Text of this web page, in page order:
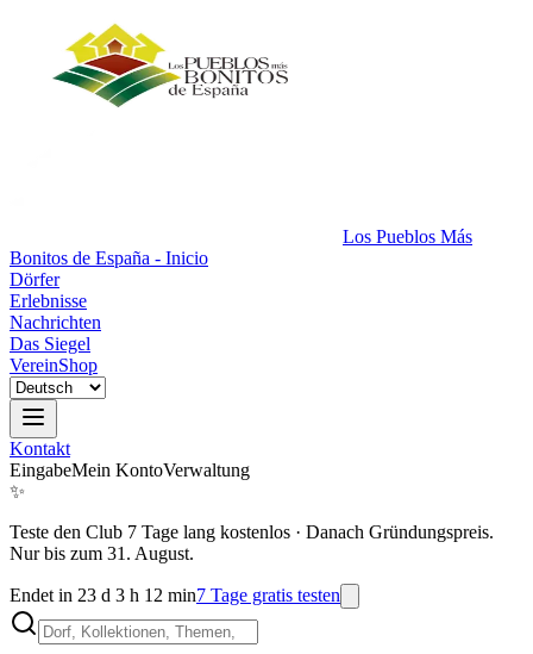
Los Pueblos Más
Bonitos de España - Inicio
Dörfer
Erlebnisse
Nachrichten
Das Siegel
VereinShop
Kontakt
EingabeMein KontoVerwaltung
✨
Teste den Club 7 Tage lang kostenlos · Danach Gründungspreis.
Nur bis zum 31. August.
Endet in 23 d 3 h 12 min7 Tage gratis testen